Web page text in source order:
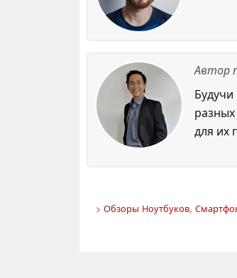
Автор
для их
> Обзоры Ноутбуков,